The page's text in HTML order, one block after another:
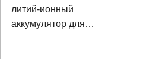
литий-ионный
аккумулятор для